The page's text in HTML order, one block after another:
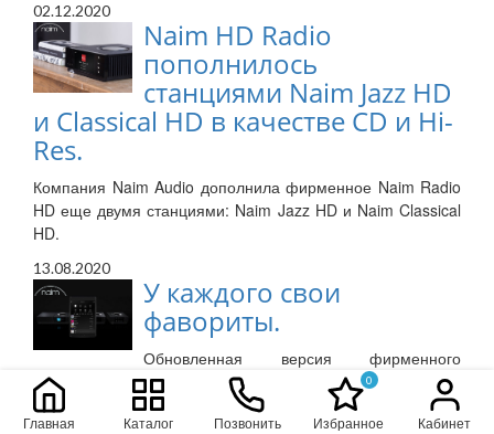
02.12.2020
Naim HD Radio
пополнилось
станциями Naim Jazz HD
и Classical HD в качестве CD и Hi-
Res.
Компания Naim Audio дополнила фирменное Naim Radio
HD еще двумя станциями: Naim Jazz HD и Naim Classical
HD.
13.08.2020
У каждого свои
фавориты.
Обновленная версия фирменного
приложения Naim App упрощает поиск избранных треков
и управление любимой музыкой – доступно для
скачивания в Apple App Store и Google Play Store.
Главная Каталог Позвонить Избранное
0
Кабинет